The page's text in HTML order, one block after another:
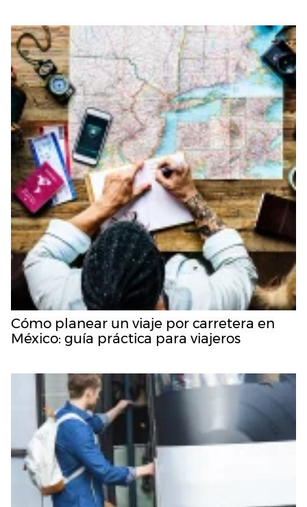
Cómo planear un viaje por carretera en
México: guía práctica para viajeros